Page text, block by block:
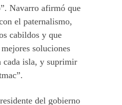
Navarro afirmó que
el paternalismo,
cabildos y que
soluciones
cada isla, y suprimir
del gobierno